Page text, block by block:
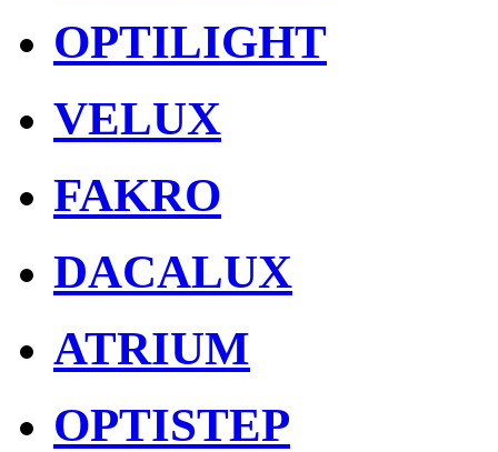
OPTILIGHT
VELUX
FAKRO
DACALUX
ATRIUM
OPTISTEP